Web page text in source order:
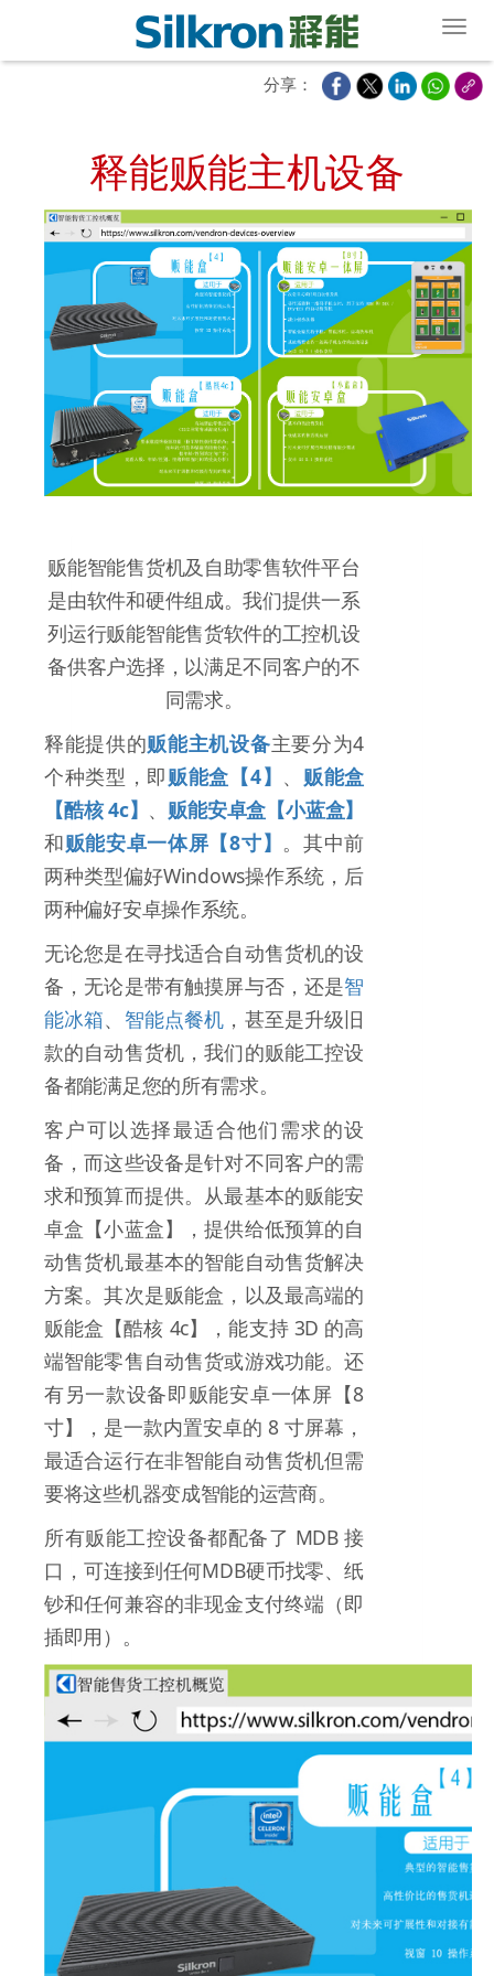
分享：
释能贩能主机设备
贩能智能售货机及自助零售软件平台
是由软件和硬件组成。我们提供一系
列运行贩能智能售货软件的工控机设
备供客户选择，以满足不同客户的不
同需求。
释能提供的贩能主机设备主要分为4
个种类型，即贩能盒【4】 、 贩能盒
【酷核 4c】 、 贩能安卓盒【小蓝盒】
和贩能安卓一体屏【8寸】 。其中前
两种类型偏好Windows操作系统，后
两种偏好安卓操作系统。
无论您是在寻找适合自动售货机的设
备，无论是带有触摸屏与否，还是智
能冰箱、 智能点餐机 ，甚至是升级旧
款的自动售货机，我们的贩能工控设
备都能满足您的所有需求。
客户可以选择最适合他们需求的设
备，而这些设备是针对不同客户的需
求和预算而提供。从最基本的贩能安
卓盒【小蓝盒】，提供给低预算的自
动售货机最基本的智能自动售货解决
方案。其次是贩能盒，以及最高端的
贩能盒【酷核 4c】，能支持 3D 的高
端智能零售自动售货或游戏功能。还
有另一款设备即贩能安卓一体屏【8
寸】，是一款内置安卓的 8 寸屏幕，
最适合运行在非智能自动售货机但需
要将这些机器变成智能的运营商。
所有贩能工控设备都配备了 MDB 接
口，可连接到任何MDB硬币找零、纸
钞和任何兼容的非现金支付终端（即
插即用）。